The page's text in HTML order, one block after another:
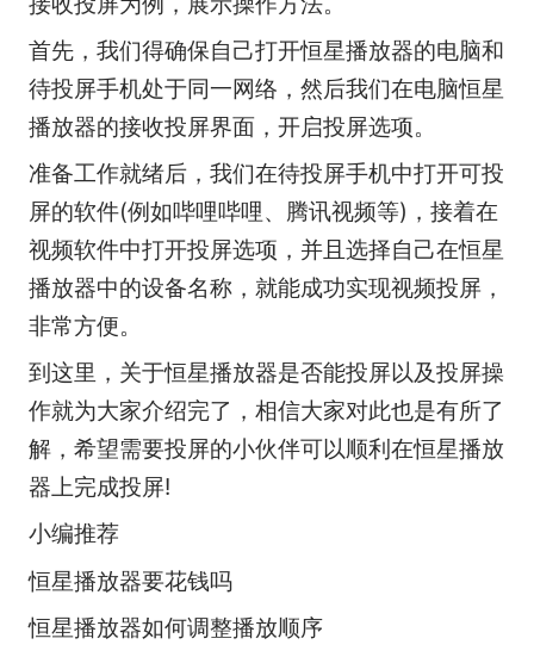
首先，我们得确保自己打开恒星播放器的电脑和
待投屏手机处于同一网络，然后我们在电脑恒星
播放器的接收投屏界面，开启投屏选项。
准备工作就绪后，我们在待投屏手机中打开可投
屏的软件(例如哔哩哔哩、腾讯视频等)，接着在
视频软件中打开投屏选项，并且选择自己在恒星
播放器中的设备名称，就能成功实现视频投屏，
非常方便。
到这里，关于恒星播放器是否能投屏以及投屏操
作就为大家介绍完了，相信大家对此也是有所了
解，希望需要投屏的小伙伴可以顺利在恒星播放
器上完成投屏!
小编推荐
恒星播放器要花钱吗
恒星播放器如何调整播放顺序